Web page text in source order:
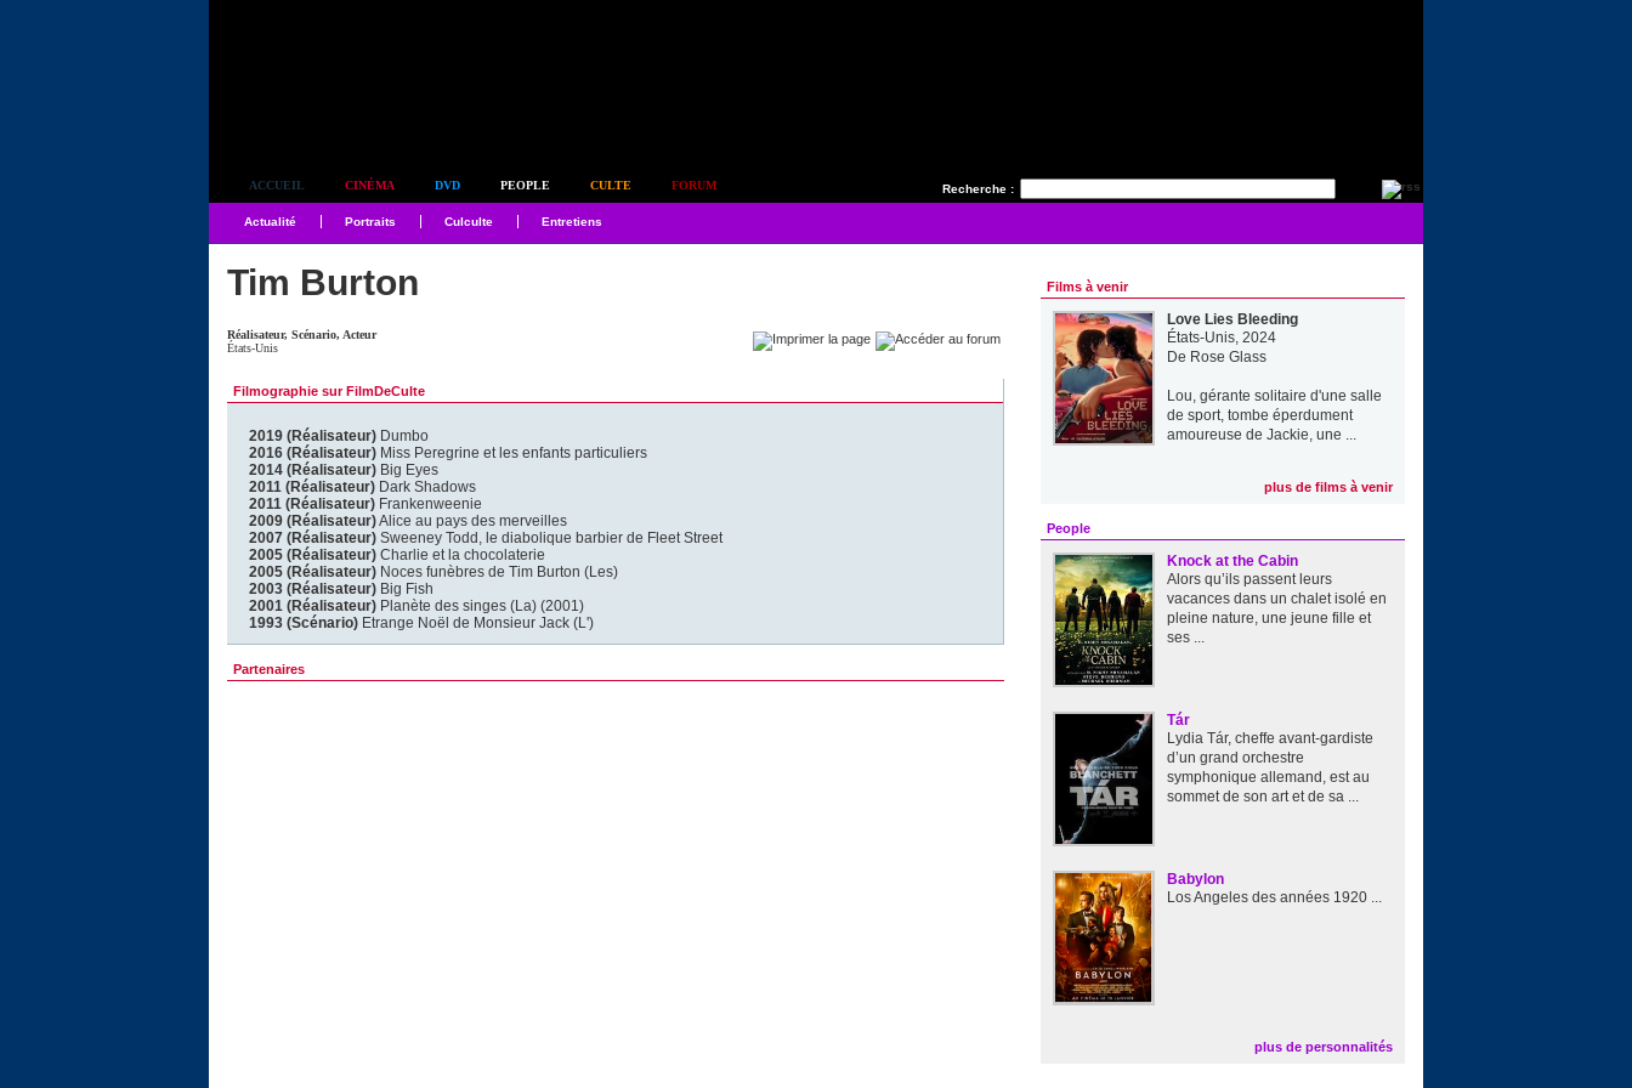
Recherche :
ACCUEIL CINÉMA DVD PEOPLE CULTE FORUM
Actualité Portraits Culculte Entretiens
Tim Burton
Réalisateur, Scénario, Acteur
États-Unis
Filmographie sur FilmDeCulte
2019 (Réalisateur) Dumbo
2016 (Réalisateur) Miss Peregrine et les enfants particuliers
2014 (Réalisateur) Big Eyes
2011 (Réalisateur) Dark Shadows
2011 (Réalisateur) Frankenweenie
2009 (Réalisateur)Alice au pays des merveilles
2007 (Réalisateur) Sweeney Todd, le diabolique barbier de Fleet Street
2005 (Réalisateur) Charlie et la chocolaterie
2005 (Réalisateur) Noces funèbres de Tim Burton (Les)
2003 (Réalisateur) Big Fish
2001 (Réalisateur) Planète des singes (La) (2001)
1993 (Scénario) Etrange Noël de Monsieur Jack (L')
Partenaires
Films à venir
Love Lies Bleeding
États-Unis, 2024
De Rose Glass
Lou, gérante solitaire d'une salle
de sport, tombe éperdument
amoureuse de Jackie, une ...
plus de films à venir
People
Knock at the Cabin
Alors qu’ils passent leurs
vacances dans un chalet isolé en
pleine nature, une jeune fille et
ses ...
Tár
Lydia Tár, cheffe avant-gardiste
d’un grand orchestre
symphonique allemand, est au
sommet de son art et de sa ...
Babylon
Los Angeles des années 1920 ...
plus de personnalités